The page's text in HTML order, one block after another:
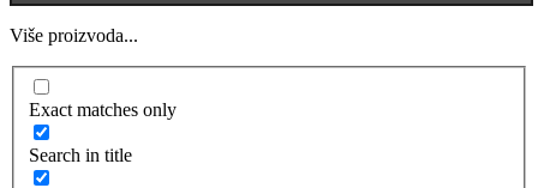
Više proizvoda...
Exact matches only
Search in title